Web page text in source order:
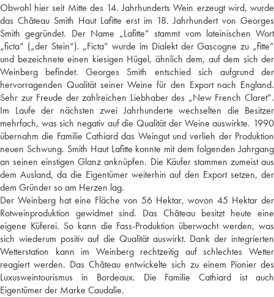
Obwohl hier seit Mitte des 14. Jahrhunderts Wein erzeugt wird, wurde
das Château Smith Haut Lafitte erst im 18. Jahrhundert von Georges
Smith gegründet. Der Name „Lafitte“ stammt vom lateinischen Wort
„ficta“ („der Stein“). „Ficta“ wurde im Dialekt der Gascogne zu „fitte“
und bezeichnete einen kiesigen Hügel, ähnlich dem, auf dem sich der
Weinberg befindet. Georges Smith entschied sich aufgrund der
hervorragenden Qualität seiner Weine für den Export nach England.
Sehr zur Freude der zahlreichen Liebhaber des „New French Claret“.
Im Laufe der nächsten zwei Jahrhunderte wechselten die Besitzer
mehrfach, was sich negativ auf die Qualität der Weine auswirkte. 1990
übernahm die Familie Cathiard das Weingut und verlieh der Produktion
neuen Schwung. Smith Haut Lafitte konnte mit dem folgenden Jahrgang
an seinen einstigen Glanz anknüpfen. Die Käufer stammen zumeist aus
dem Ausland, da die Eigentümer weiterhin auf den Export setzen, der
dem Gründer so am Herzen lag.
Der Weinberg hat eine Fläche von 56 Hektar, wovon 45 Hektar der
Rotweinproduktion gewidmet sind. Das Château besitzt heute eine
eigene Küferei. So kann die Fass-Produktion überwacht werden, was
sich wiederum positiv auf die Qualität auswirkt. Dank der integrierten
Wetterstation kann im Weinberg rechtzeitig auf schlechtes Wetter
reagiert werden. Das Château entwickelte sich zu einem Pionier des
Luxusweintourismus in Bordeaux. Die Familie Cathiard ist auch
Eigentümer der Marke Caudalie.